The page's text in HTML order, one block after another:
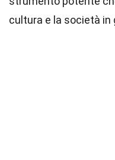
cultura e la società in